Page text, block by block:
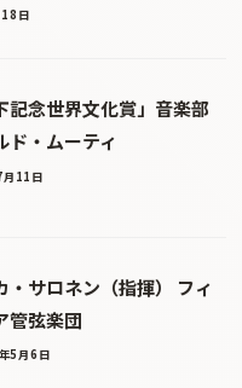
日
記念世界文化賞」音楽部
ド・ムーティ
11日
・サロネン（指揮） フィ
管弦楽団
5月6日